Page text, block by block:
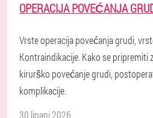
OPERACIJA POVEĆANJA
Vrste operacija povećanja grudi,
Kontraindikacije. Kako se pripremiti
kirurško povećanje grudi,
komplikacije.
30 lipanj 2026